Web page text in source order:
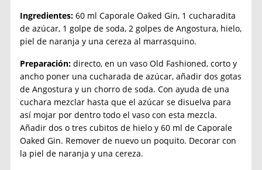
Ingredientes: 60 ml Caporale Oaked Gin, 1 cucharadita
de azúcar, 1 golpe de soda, 2 golpes de Angostura, hielo,
piel de naranja y una cereza al marrasquino.
Preparación: directo, en un vaso Old Fashioned, corto y
ancho poner una cucharada de azúcar, añadir dos gotas
de Angostura y un chorro de soda. Con ayuda de una
cuchara mezclar hasta que el azúcar se disuelva para
así mojar por dentro todo el vaso con esta mezcla.
Añadir dos o tres cubitos de hielo y 60 ml de Caporale
Oaked Gin. Remover de nuevo un poquito. Decorar con
la piel de naranja y una cereza.